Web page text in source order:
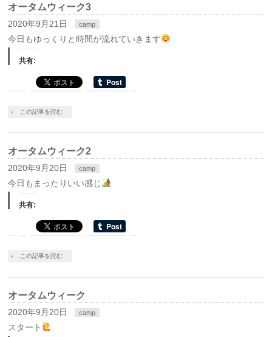
オータムウィーク3
2020年9月21日 camp
今日もゆっくりと時間が流れていきます
共有:
この記事を読む
オータムウィーク2
2020年9月20日 camp
今日もまったりいい感じ
共有:
この記事を読む
オータムウィーク
2020年9月20日 camp
スタート